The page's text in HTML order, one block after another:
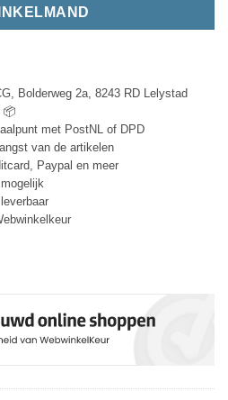
Bolderweg 2a, 8243 RD Lelystad
📦
met PostNL of DPD
van de artikelen
Paypal en meer